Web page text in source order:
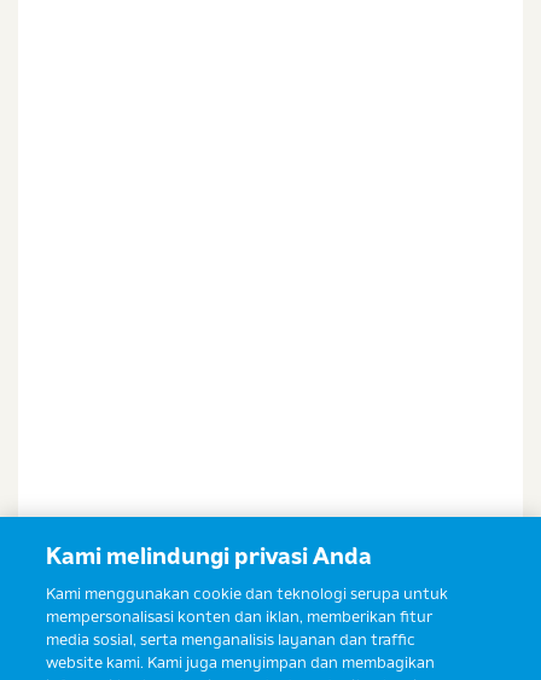
Kami melindungi privasi Anda
Kami menggunakan cookie dan teknologi serupa untuk
mempersonalisasi konten dan iklan, memberikan fitur
media sosial, serta menganalisis layanan dan traffic
website kami. Kami juga menyimpan dan membagikan